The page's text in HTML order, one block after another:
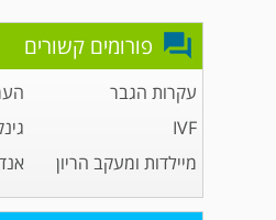
פורומים קשורים
עקרות הגבר
IVF
מיילדות ומעקב הריון